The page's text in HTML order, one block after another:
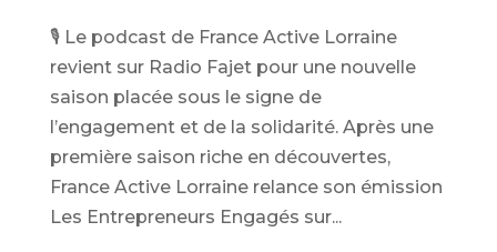
🎙️ Le podcast de France Active Lorraine
revient sur Radio Fajet pour une nouvelle
saison placée sous le signe de
l’engagement et de la solidarité. Après une
première saison riche en découvertes,
France Active Lorraine relance son émission
Les Entrepreneurs Engagés sur...